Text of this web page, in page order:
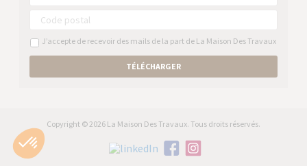
J’accepte de recevoir des mails de la part de La Maison Des Travaux
TÉLÉCHARGER
Copyright © 2026 La Maison Des Travaux. Tous droits réservés.